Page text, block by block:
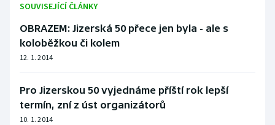
Olympijské hry
Plavání
SOUVISEJÍCÍ ČLÁNKY
OBRAZEM: Jizerská 50 přece jen byla - ale s
koloběžkou či kolem
12. 1. 2014
Pro Jizerskou 50 vyjednáme příští rok lepší
termín, zní z úst organizátorů
10. 1. 2014